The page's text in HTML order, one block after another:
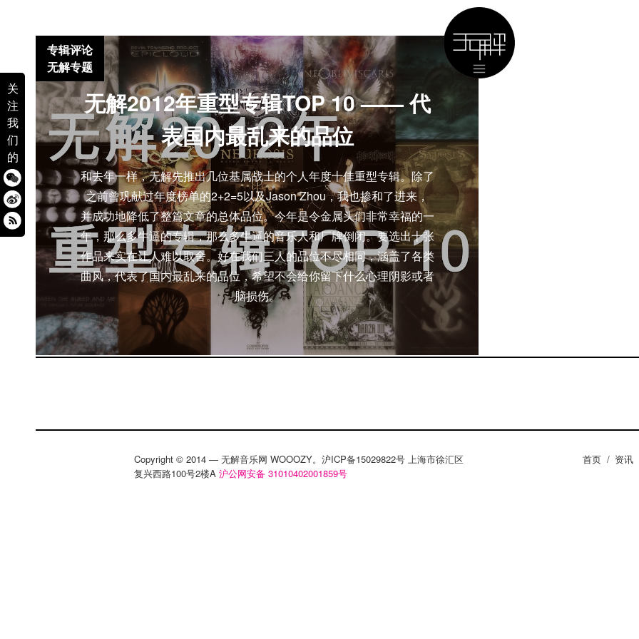
关
注
我
们
的
无解2012年重型专辑TOP 10 —— 代
表国内最乱来的品位
和去年一样，无解先推出几位基属战士的个人年度十佳重型专辑。除了
之前曾巩献过年度榜单的2+2=5以及Jason Zhou，我也掺和了进来，
并成功地降低了整篇文章的总体品位。今年是令金属头们非常幸福的一
年，那么多牛逼的专辑，那么多牛逼的音乐人和厂牌倒闭。要选出十张
作品来实在让人难以取舍。好在我们三人的品位不尽相同，涵盖了各类
曲风，代表了国内最乱来的品位，希望不会给你留下什么心理阴影或者
脑损伤。
专辑评论
无解专题
Copyright © 2014 — 无解音乐网 WOOOZY。沪ICP备15029822号 上海市徐汇区
复兴西路100号2楼A 沪公网安备 31010402001859号
首页 / 资讯